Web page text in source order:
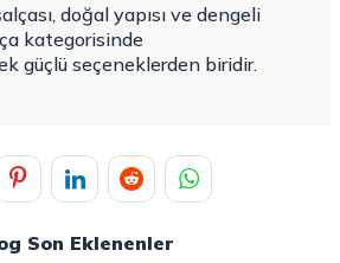
doğal yapısı ve dengeli
kategorisinde
güçlü seçeneklerden biridir.
Son Eklenenler